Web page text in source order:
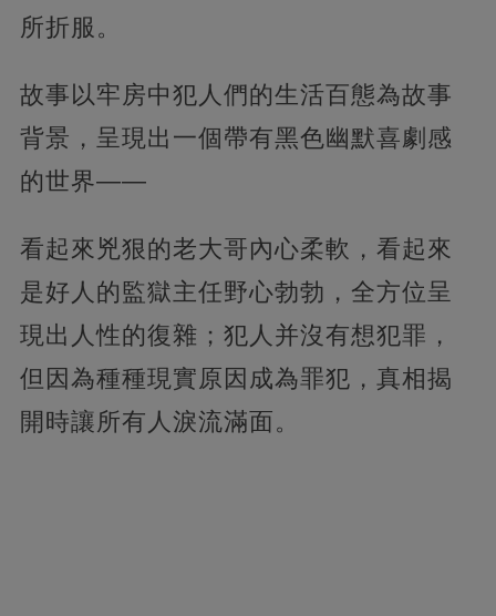
所折服。
故事以牢房中犯人們的生活百態為故事
背景，呈現出一個帶有黑色幽默喜劇感
的世界——
看起來兇狠的老大哥內心柔軟，看起來
是好人的監獄主任野心勃勃，全方位呈
現出人性的復雜；犯人并沒有想犯罪，
但因為種種現實原因成為罪犯，真相揭
開時讓所有人淚流滿面。